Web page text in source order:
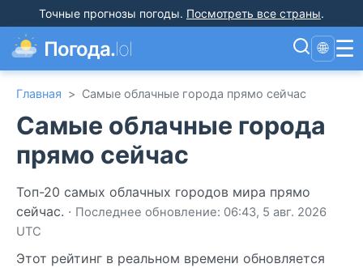
Точные прогнозы погоды. Посмотреть все страны.
Погода.lol 🌐 ☰
Главная > Самые облачные города прямо сейчас
Самые облачные города
прямо сейчас
Топ-20 самых облачных городов мира прямо
сейчас. · Последнее обновление: 06:43, 5 авг. 2026
UTC
Этот рейтинг в реальном времени обновляется